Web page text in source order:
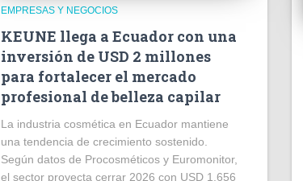
EMPRESAS Y NEGOCIOS
KEUNE llega a Ecuador con una
inversión de USD 2 millones
para fortalecer el mercado
profesional de belleza capilar
La industria cosmética en Ecuador mantiene
una tendencia de crecimiento sostenido.
Según datos de Procosméticos y Euromonitor,
el sector proyecta cerrar 2026 con USD 1.656